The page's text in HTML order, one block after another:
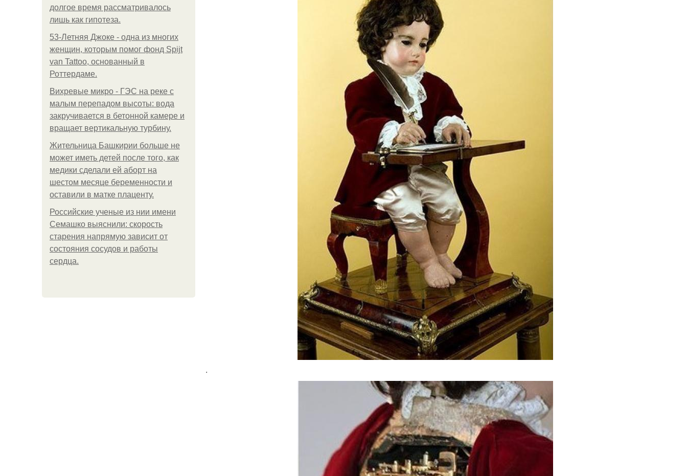
долгое время рассматривалось
лишь как гипотеза.
53-Летняя Джоке - одна из многих
женщин, которым помог фонд Spijt
van Tattoo, основанный в
Роттердаме.
Вихревые микро - ГЭС на реке с
малым перепадом высоты: вода
закручивается в бетонной камере и
вращает вертикальную турбину.
Жительница Башкирии больше не
может иметь детей после того, как
медики сделали ей аборт на
шестом месяце беременности и
оставили в матке плаценту.
Российские ученые из нии имени
Семашко выяснили: скорость
старения напрямую зависит от
состояния сосудов и работы
сердца.
.